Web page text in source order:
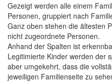
Gezeigt werden alle einem
Personen, gruppiert nach
Ganz oben stehen die ältesten
nicht zugeordnete Personen.
Anhand der Spalten ist
Legitimierte Kinder werden der
aber umgekehrt, dass die
jeweiligen Familienseite zu